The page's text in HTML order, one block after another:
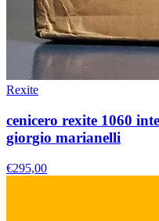
Rexite
cenicero rexite 1060
giorgio marianelli
€295,00